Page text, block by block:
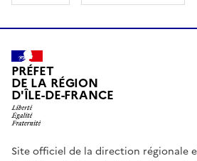
PRÉFET
DE LA RÉGION
D'ÎLE-DE-FRANCE
Site officiel de la direction régionale